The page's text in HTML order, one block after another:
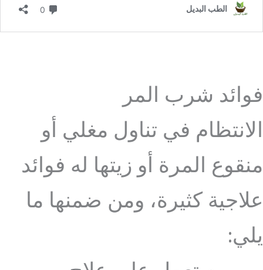
فوائد شرب المر
الانتظام في تناول مغلي أو
منقوع المرة أو زيتها له فوائد
علاجية كثيرة، ومن ضمنها ما
يلي: